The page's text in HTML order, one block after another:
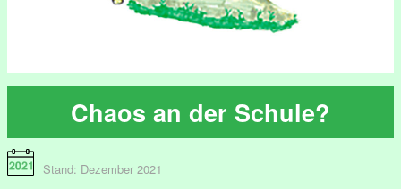
Chaos an der Schule?
Stand: Dezember 2021